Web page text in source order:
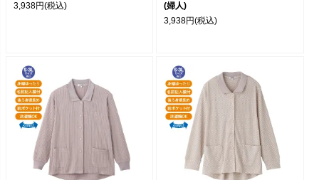
3,938円(税込)
(婦人)
3,938円(税込)